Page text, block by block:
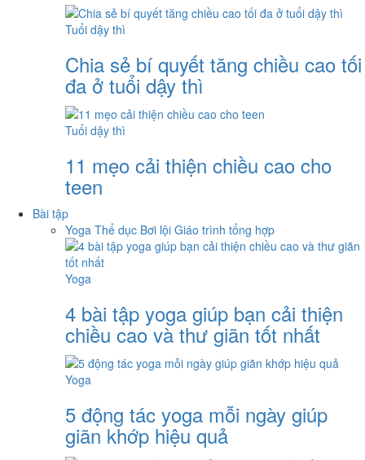
Tuổi dậy thì
Chia sẻ bí quyết tăng chiều cao tối
đa ở tuổi dậy thì
Tuổi dậy thì
11 mẹo cải thiện chiều cao cho
teen
Bài tập
Yoga Thể dục Bơi lội Giáo trình tổng hợp
Yoga
4 bài tập yoga giúp bạn cải thiện
chiều cao và thư giãn tốt nhất
Yoga
5 động tác yoga mỗi ngày giúp
giãn khớp hiệu quả